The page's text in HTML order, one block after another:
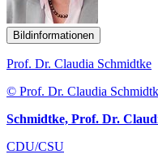
Bildinformationen
Prof. Dr. Claudia Schmidtke
© Prof. Dr. Claudia
Schmidtke, Prof. Dr.
CDU/CSU